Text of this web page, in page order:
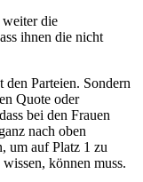
weiter die
ihnen die nicht
Parteien. Sondern
Quote oder
bei den Frauen
nach oben
um auf Platz 1 zu
können muss.